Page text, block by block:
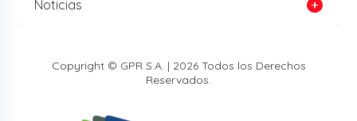
Noticias
Copyright © GPR S.A. | 2026 Todos los Derechos
Reservados.